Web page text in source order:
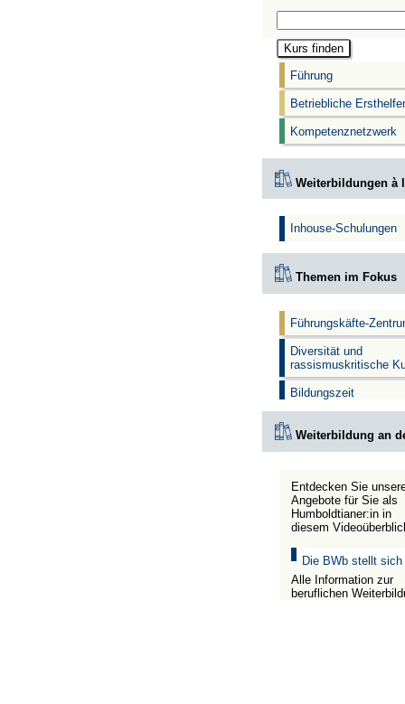
Führung
Betriebliche
Kompetenznetzwerk
Weiterbildungen à
Inhouse-Schulungen
Themen im Fokus
Führungskäfte-
Diversität und
rassismuskritische
Bildungszeit
Weiterbildung an
Entdecken Sie
Angebote für Sie als
Humboldtianer:in in
diesem
Die BWb stellt sich
Alle Information zur
beruflichen